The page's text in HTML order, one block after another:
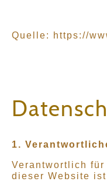
Quelle: https://
1.
Verantwortlich
dieser Website